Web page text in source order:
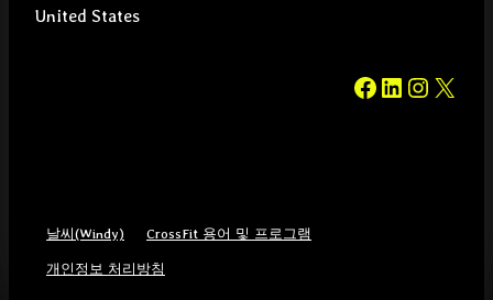
United States
# # # #
날씨(Windy) CrossFit 용어 및 프로그램
개인정보 처리방침